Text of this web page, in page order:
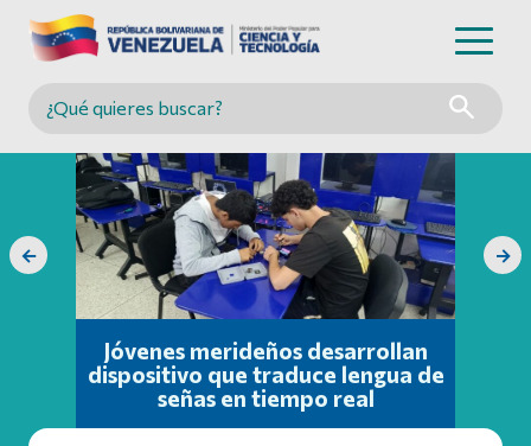
Buscar en MINCYT
← →
Jóvenes merideños desarrollan
dispositivo que traduce lengua de
señas en tiempo real